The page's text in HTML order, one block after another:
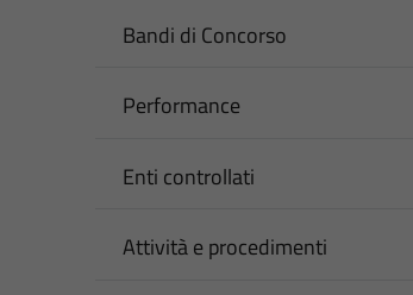
Bandi di Concorso
Performance
Enti controllati
Attività e procedimenti